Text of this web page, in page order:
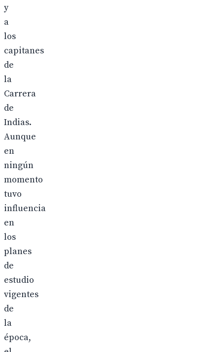
y
a
los
capitanes
de
la
Carrera
de
Indias.
Aunque
en
ningún
momento
tuvo
influencia
en
los
planes
de
estudio
vigentes
de
la
época,